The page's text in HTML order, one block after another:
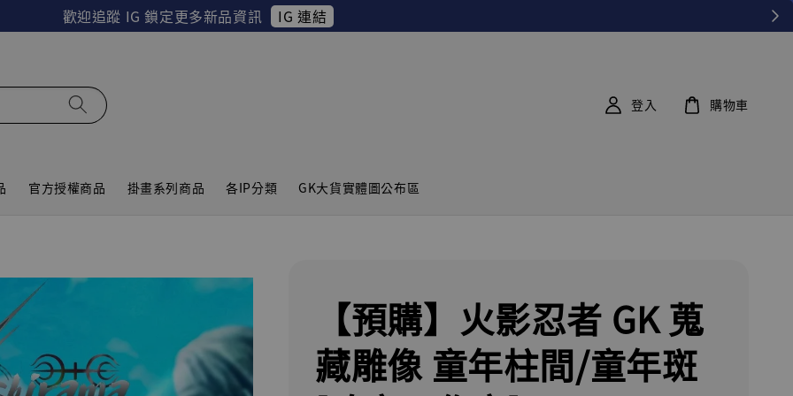
歡迎追蹤 IG 鎖定更多新品資訊 IG 連結
官方授權商品 掛畫系列商品 各IP分類 GK大貨實體圖公布區
登入 購物車
【預購】火影忍者 GK 蒐
藏雕像 童年柱間/童年斑